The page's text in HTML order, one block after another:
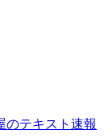
のテキスト速報